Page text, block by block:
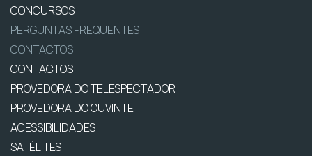
CONCURSOS
PERGUNTAS FREQUENTES
CONTACTOS
CONTACTOS
PROVEDORA DO TELESPECTADOR
PROVEDORA DO OUVINTE
ACESSIBILIDADES
SATÉLITES